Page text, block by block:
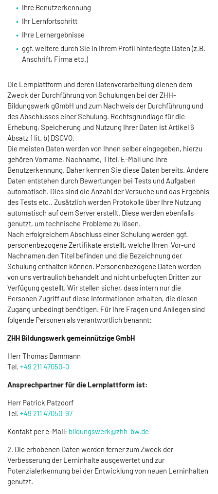
Ihre Benutzerkennung
Ihr Lernfortschritt
Ihre Lernergebnisse
ggf. weitere durch Sie in Ihrem Profil hinterlegte Daten (z.B.
Anschrift, Firma etc.)
Die Lernplattform und deren Datenverarbeitung dienen dem
Zweck der Durchführung von Schulungen bei der ZHH-
Bildungswerk gGmbH und zum Nachweis der Durchführung und
des Abschlusses einer Schulung. Rechtsgrundlage für die
Erhebung, Speicherung und Nutzung Ihrer Daten ist Artikel 6
Absatz 1 lit. b) DSGVO.
Die meisten Daten werden von Ihnen selber eingegeben, hierzu
gehören Vorname, Nachname, Titel, E-Mail und Ihre
Benutzerkennung. Daher kennen Sie diese Daten bereits. Andere
Daten entstehen durch Bewertungen bei Tests und Aufgaben
automatisch. Dies sind die Anzahl der Versuche und das Ergebnis
des Tests etc.. Zusätzlich werden Protokolle über Ihre Nutzung
automatisch auf dem Server erstellt. Diese werden ebenfalls
genutzt, um technische Probleme zu lösen.
Nach erfolgreichem Abschluss einer Schulung werden ggf.
personenbezogene Zertifikate erstellt, welche Ihren Vor-und
Nachnamen,den Titel befinden und die Bezeichnung der
Schulung enthalten können. Personenbezogene Daten werden
von uns vertraulich behandelt und nicht unbefugten Dritten zur
Verfügung gestellt. Wir stellen sicher, dass intern nur die
Personen Zugriff auf diese Informationen erhalten, die diesen
Zugang unbedingt benötigen. Für Ihre Fragen und Anliegen sind
folgende Personen als verantwortlich benannt:
ZHH Bildungswerk gemeinnützige GmbH
Herr Thomas Dammann
Tel. +49 211 47050-0
Ansprechpartner für die Lernplattform ist:
Herr Patrick Patzdorf
Tel. +49 211 47050-97
Kontakt per e-Mail: bildungswerk@zhh-bw.de
2. Die erhobenen Daten werden ferner zum Zweck der
Verbesserung der Lerninhalte ausgewertet und zur
Potenzialerkennung bei der Entwicklung von neuen Lerninhalten
genutzt.